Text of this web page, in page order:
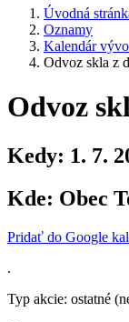
Úvodná
Oznamy
Kalendár
Odvoz skla z
Odvoz
Kedy: 1. 7.
Kde: Obec
Pridať do Google
.
Typ akcie: ostatné